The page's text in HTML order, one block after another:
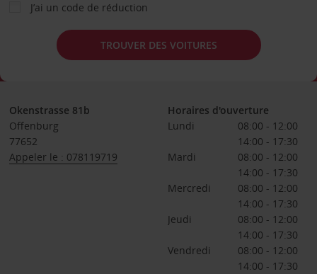
J’ai un code de réduction
TROUVER DES VOITURES
Okenstrasse 81b
Offenburg
77652
Appeler le : 078119719
Horaires d'ouverture
Lundi
08:00 - 12:00
14:00 - 17:30
Mardi
08:00 - 12:00
14:00 - 17:30
Mercredi
08:00 - 12:00
14:00 - 17:30
Jeudi
08:00 - 12:00
14:00 - 17:30
Vendredi
08:00 - 12:00
14:00 - 17:30